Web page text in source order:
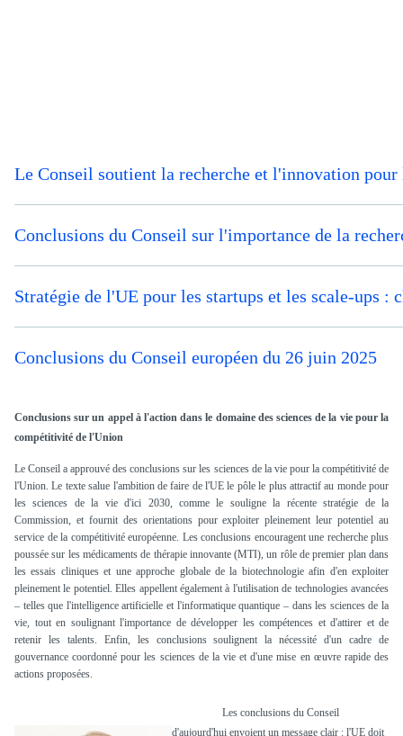
Le Conseil soutient la recherche et l'innovation pour
Conclusions du Conseil sur l'importance de la
Stratégie de l'UE pour les startups et les scale-ups
Conclusions du Conseil européen du 26 juin 2025
Conclusions sur un appel à l'action dans le domaine des sciences de la vie pour la
compétitivité de l'Union
Le Conseil a approuvé des conclusions sur les sciences de la vie pour la compétitivité de
l'Union. Le texte salue l'ambition de faire de l'UE le pôle le plus attractif au monde pour
les sciences de la vie d'ici 2030, comme le souligne la récente stratégie de la
Commission, et fournit des orientations pour exploiter pleinement leur potentiel au
service de la compétitivité européenne. Les conclusions encouragent une recherche plus
poussée sur les médicaments de thérapie innovante (MTI), un rôle de premier plan dans
les essais cliniques et une approche globale de la biotechnologie afin d'en exploiter
pleinement le potentiel. Elles appellent également à l'utilisation de technologies avancées
– telles que l'intelligence artificielle et l'informatique quantique – dans les sciences de la
vie, tout en soulignant l'importance de développer les compétences et d'attirer et de
retenir les talents. Enfin, les conclusions soulignent la nécessité d'un cadre de
gouvernance coordonné pour les sciences de la vie et d'une mise en œuvre rapide des
actions proposées.
Les conclusions du Conseil
d'aujourd'hui envoient un message clair : l'UE doit